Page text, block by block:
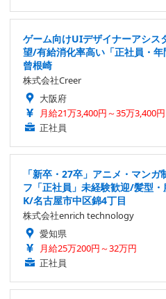
ゲーム向けUIデザイナーアシス
望/有給消化率高い「正社員・
曾根崎
株式会社Creer
大阪府
月給21万3,400円～35万3,400円
正社員
「新卒・27卒」アニメ・マン
フ「正社員」未経験歓迎/髪型
K/名古屋市中区錦4丁目
株式会社enrich technology
愛知県
月給25万200円～32万円
正社員